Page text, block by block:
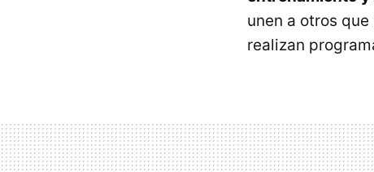
unen a otros
realizan